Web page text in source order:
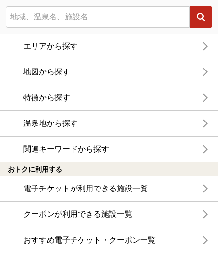
エリアから探す
地図から探す
特徴から探す
温泉地から探す
関連キーワードから探す
おトクに利用する
電子チケットが利用できる施設一覧
クーポンが利用できる施設一覧
おすすめ電子チケット・クーポン一覧